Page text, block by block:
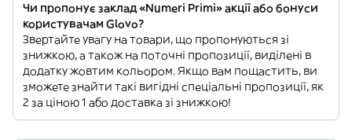
Чи пропонує заклад «Numeri Primi» акції або бонуси
користувачам Glovo?
Звертайте увагу на товари, що пропонуються зі
знижкою, а також на поточні пропозиції, виділені в
додатку жовтим кольором. Якщо вам пощастить, ви
зможете знайти такі вигідні спеціальні пропозиції, як
2 за ціною 1 або доставка зі знижкою!